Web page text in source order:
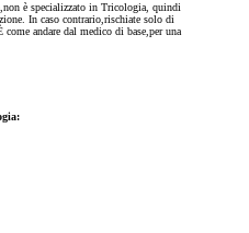
è specializzato in Tricologia, quindi
In caso contrario,rischiate solo di
come andare dal medico di base,per una